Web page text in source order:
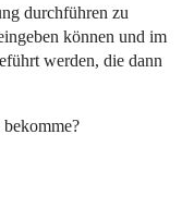
durchführen zu
können und im
werden, die dann